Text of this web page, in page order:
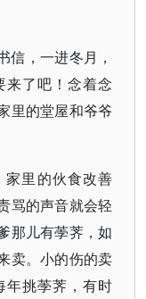
信，一进冬月，
了吧！念着念
里的堂屋和爷爷
里的伙食改善
骂的声音就会轻
那儿有荸荠，如
卖。小的伤的卖
年挑荸荠，有时